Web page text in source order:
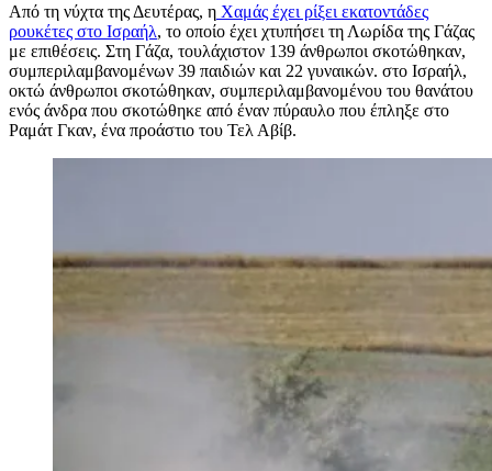
Από τη νύχτα της Δευτέρας, η Χαμάς έχει ρίξει εκατοντάδες
ρουκέτες στο Ισραήλ, το οποίο έχει χτυπήσει τη Λωρίδα της Γάζας
με επιθέσεις. Στη Γάζα, τουλάχιστον 139 άνθρωποι σκοτώθηκαν,
συμπεριλαμβανομένων 39 παιδιών και 22 γυναικών. στο Ισραήλ,
οκτώ άνθρωποι σκοτώθηκαν, συμπεριλαμβανομένου του θανάτου
ενός άνδρα που σκοτώθηκε από έναν πύραυλο που έπληξε στο
Ραμάτ Γκαν, ένα προάστιο του Τελ Αβίβ.